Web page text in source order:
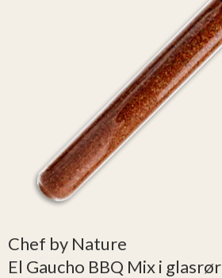
Chef by Nature
El Gaucho BBQ Mix i glasrør